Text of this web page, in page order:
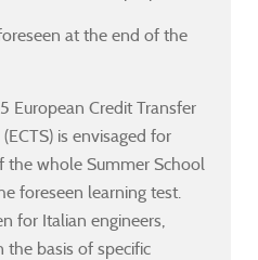
at the end of the
European Credit Transfer
is envisaged for
whole Summer School
foreseen learning test.
for Italian engineers,
the basis of specific